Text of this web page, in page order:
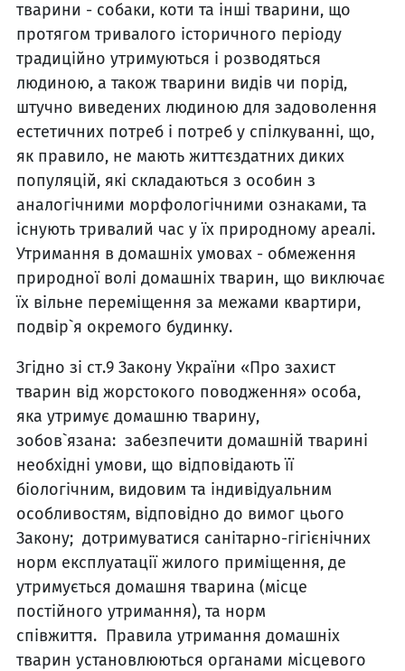
тварини - собаки, коти та інші тварини, що
протягом тривалого історичного періоду
традиційно утримуються і розводяться
людиною, а також тварини видів чи порід,
штучно виведених людиною для задоволення
естетичних потреб і потреб у спілкуванні, що,
як правило, не мають життєздатних диких
популяцій, які складаються з особин з
аналогічними морфологічними ознаками, та
існують тривалий час у їх природному ареалі.
Утримання в домашніх умовах - обмеження
природної волі домашніх тварин, що виключає
їх вільне переміщення за межами квартири,
подвір`я окремого будинку.
Згідно зі ст.9 Закону України «Про захист
тварин від жорстокого поводження» особа,
яка утримує домашню тварину,
зобов`язана: забезпечити домашній тварині
необхідні умови, що відповідають її
біологічним, видовим та індивідуальним
особливостям, відповідно до вимог цього
Закону; дотримуватися санітарно-гігієнічних
норм експлуатації жилого приміщення, де
утримується домашня тварина (місце
постійного утримання), та норм
співжиття. Правила утримання домашніх
тварин установлюються органами місцевого